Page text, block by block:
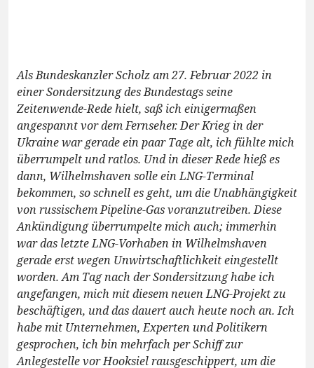
Als Bundeskanzler Scholz am 27. Februar 2022 in
einer Sondersitzung des Bundestags seine
Zeitenwende-Rede hielt, saß ich einigermaßen
angespannt vor dem Fernseher. Der Krieg in der
Ukraine war gerade ein paar Tage alt, ich fühlte mich
überrumpelt und ratlos. Und in dieser Rede hieß es
dann, Wilhelmshaven solle ein LNG-Terminal
bekommen, so schnell es geht, um die Unabhängigkeit
von russischem Pipeline-Gas voranzutreiben. Diese
Ankündigung überrumpelte mich auch; immerhin
war das letzte LNG-Vorhaben in Wilhelmshaven
gerade erst wegen Unwirtschaftlichkeit eingestellt
worden. Am Tag nach der Sondersitzung habe ich
angefangen, mich mit diesem neuen LNG-Projekt zu
beschäftigen, und das dauert auch heute noch an. Ich
habe mit Unternehmen, Experten und Politikern
gesprochen, ich bin mehrfach per Schiff zur
Anlegestelle vor Hooksiel rausgeschippert, um die